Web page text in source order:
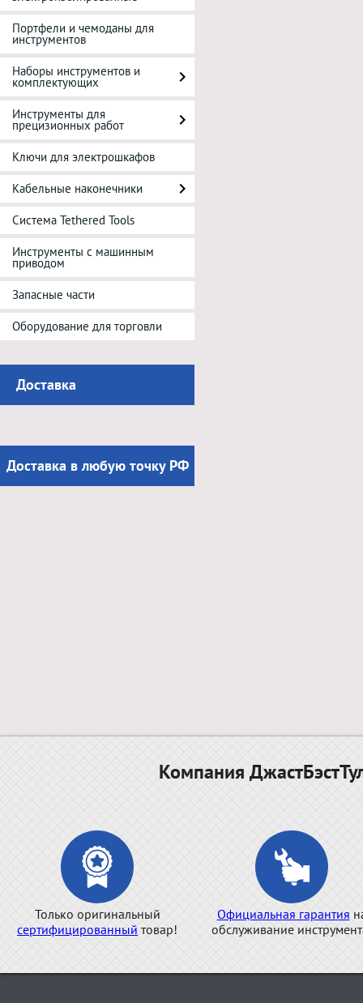
Портфели и чемоданы для
инструментов
Наборы инструментов и
комплектующих
Инструменты для
прецизионных работ
Ключи для электрошкафов
Кабельные наконечники
Система Tethered Tools
Инструменты с машинным
приводом
Запасные части
Оборудование для торговли
Доставка
Доставка в любую точку РФ
Компания
Только оригинальный
сертифицированный товар!
Официальная гарантия
обслуживание